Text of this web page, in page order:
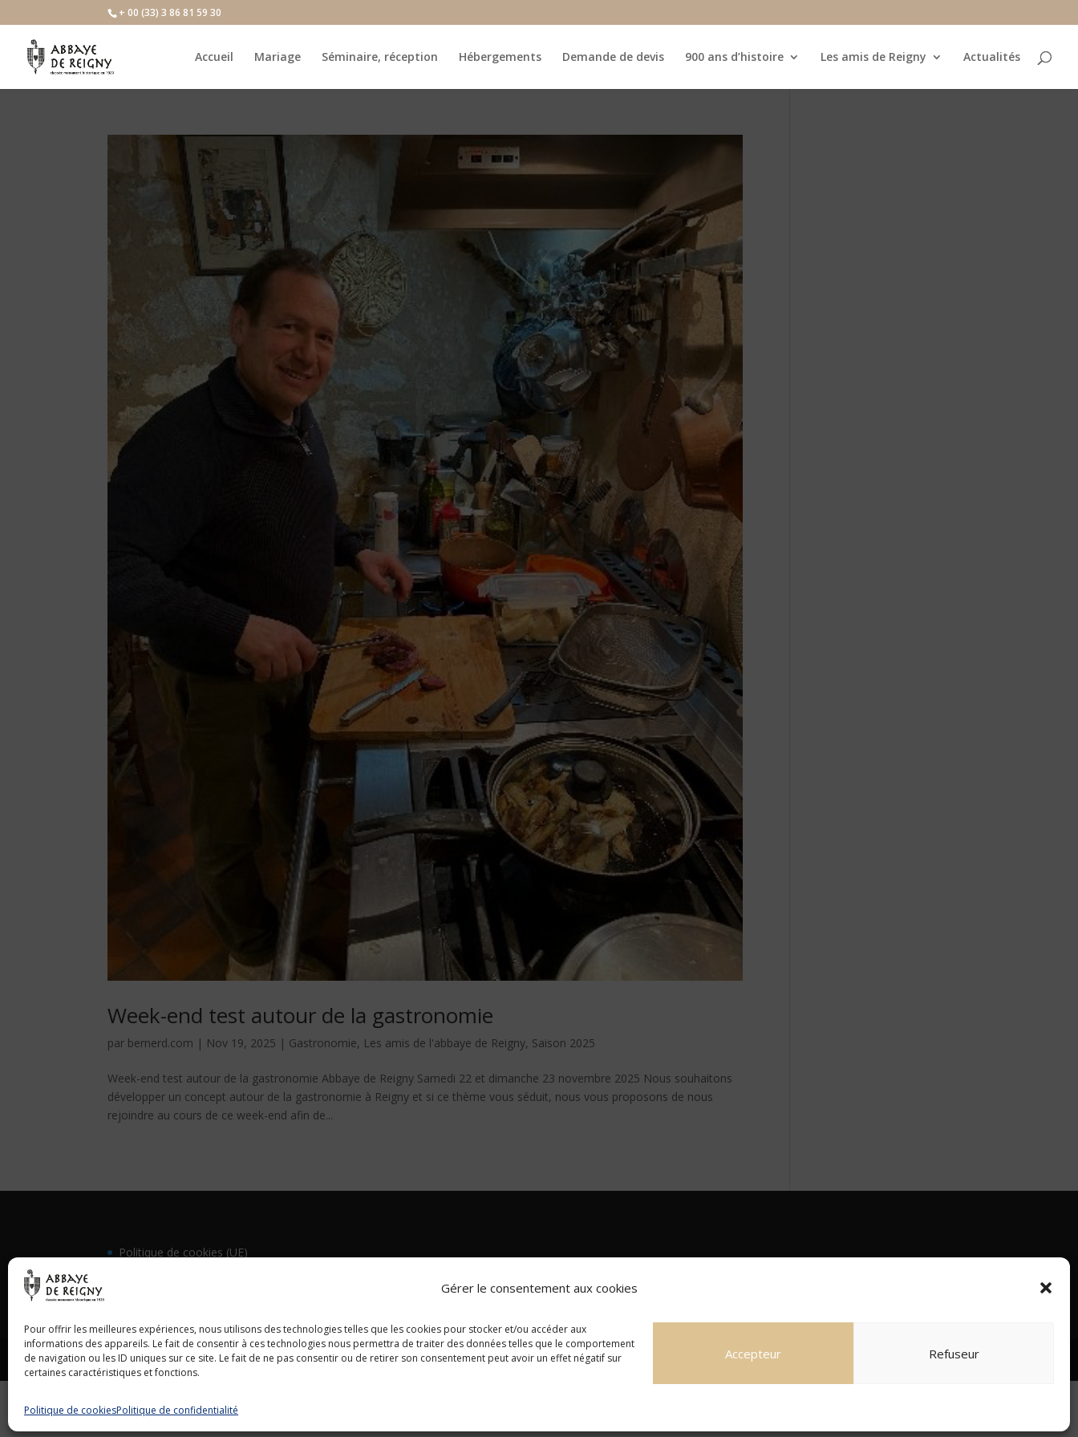
Gérer le consentement aux cookies
Pour offrir les meilleures expériences, nous utilisons des technologies telles que les cookies pour stocker et/ou accéder aux
informations des appareils. Le fait de consentir à ces technologies nous permettra de traiter des données telles que le comportement
de navigation ou les ID uniques sur ce site. Le fait de ne pas consentir ou de retirer son consentement peut avoir un effet négatif sur
certaines caractéristiques et fonctions.
Accepteur Refuseur
Politique de cookiesPolitique de confidentialité
×
+ 00 (33) 3 86 81 59 30
Accueil Mariage Séminaire, réception Hébergements Demande de devis 900 ans d’histoire Les amis de Reigny Actualités
Week-end test autour de la gastronomie
par bernerd.com | Nov 19, 2025 | Gastronomie, Les amis de l'abbaye de Reigny, Saison 2025
Week-end test autour de la gastronomie Abbaye de Reigny Samedi 22 et dimanche 23 novembre 2025 Nous souhaitons
développer un concept autour de la gastronomie à Reigny et si ce thème vous séduit, nous vous proposons de nous
rejoindre au cours de ce week-end afin de...
Politique de cookies (UE)
Abbaye de Reigny © Tous droits réservés - 2023